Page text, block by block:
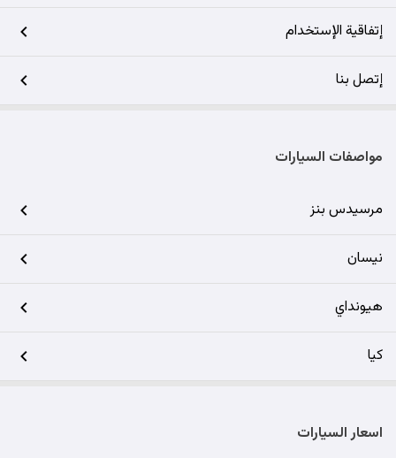
إتفاقية الإستخدام
إتصل بنا
مواصفات السيارات
مرسيدس بنز
نيسان
هيونداي
كيا
اسعار السيارات